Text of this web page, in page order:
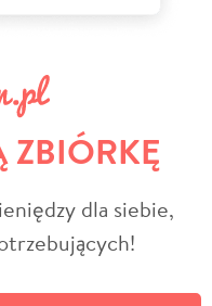
ZBIÓRKĘ
dla siebie,